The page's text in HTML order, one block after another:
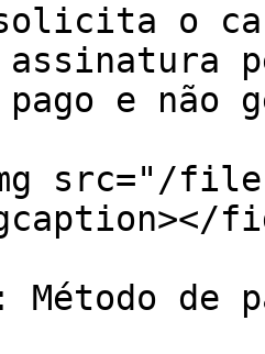
o
assinatura
e não
src="/files/
Método de